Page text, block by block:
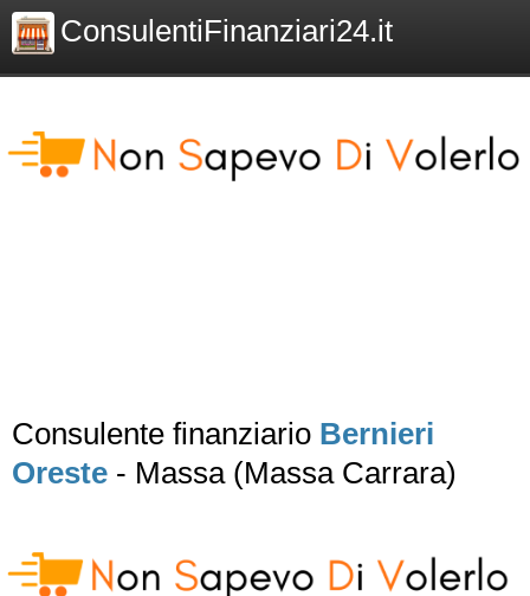
ConsulentiFinanziari24.it
Consulente finanziario Bernieri
Oreste - Massa (Massa Carrara)